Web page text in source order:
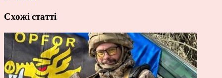
Схожі статті